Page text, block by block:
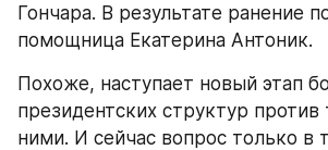
Гончара. В результате ранение
помощница Екатерина Антоник.
Похоже, наступает новый этап
президентских структур против
ними. И сейчас вопрос только в